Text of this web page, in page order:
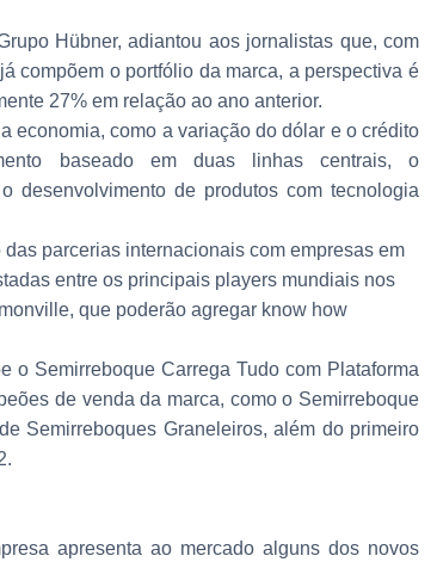
Hübner, adiantou aos jornalistas que, com
compõem o portfólio da marca, a perspectiva é
27% em relação ao ano anterior.
economia, como a variação do dólar e o crédito
baseado em duas linhas centrais, o
desenvolvimento de produtos com tecnologia
parcerias internacionais com empresas em
entre os principais players mundiais nos
que poderão agregar know how
o Semirreboque Carrega Tudo com Plataforma
de venda da marca, como o Semirreboque
Semirreboques Graneleiros, além do primeiro
apresenta ao mercado alguns dos novos